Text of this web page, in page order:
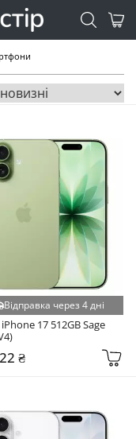
Відправка через 4 дні
17 512GB Sage
₴